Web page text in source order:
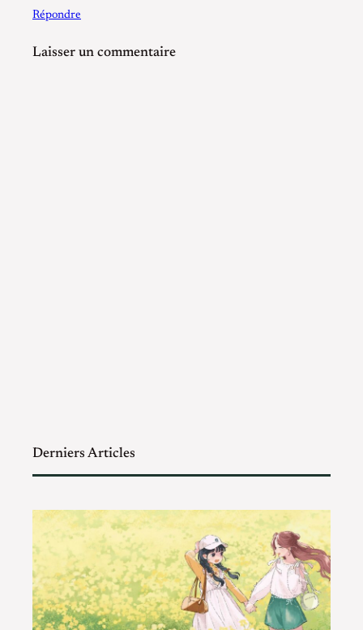
Répondre
Laisser un commentaire
Derniers Articles